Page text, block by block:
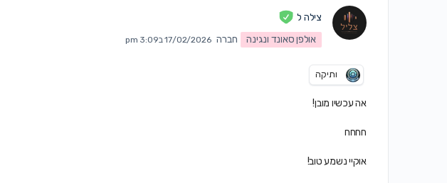
צילה ל
אולפן סאונד ונגינה
חברה 17/02/2026 ב3:09 pm
ותיקה
אה עכשיו מובן!
חחחח
אוקיי נשמע טוב!